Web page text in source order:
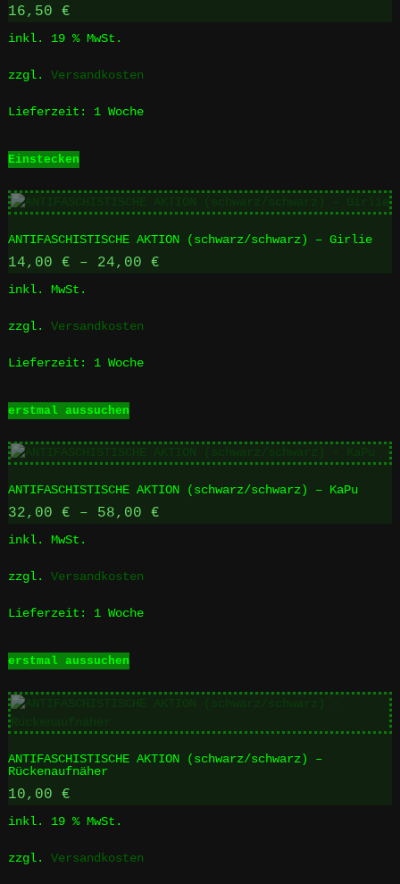
16,50 €
inkl. 19 % MwSt.
zzgl. Versandkosten
Lieferzeit: 1 Woche
Einstecken
ANTIFASCHISTISCHE AKTION (schwarz/schwarz) – Girlie
14,00 € – 24,00 €
inkl. MwSt.
zzgl. Versandkosten
Lieferzeit: 1 Woche
erstmal aussuchenProdukt
mehrere
auf.
Die
Produktseite
ANTIFASCHISTISCHE AKTION (schwarz/schwarz) – KaPu
32,00 € – 58,00 €
inkl. MwSt.
zzgl. Versandkosten
Lieferzeit: 1 Woche
erstmal aussuchenProdukt
mehrere
Die
Produktseite
ANTIFASCHISTISCHE AKTION (schwarz/schwarz) –
Rückenaufnäher
10,00 €
inkl. 19 % MwSt.
zzgl. Versandkosten